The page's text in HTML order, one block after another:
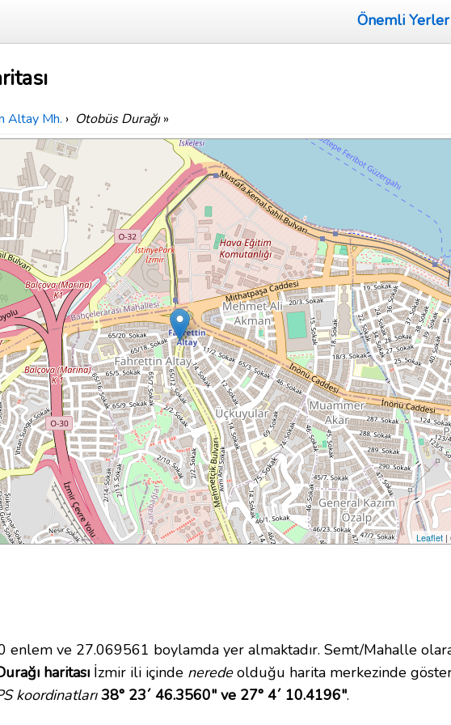
Önemli Yerler
Altay Mh. › Otobüs Durağı»
Leaflet
ve 27.069561 boylamda yer almaktadır. Semt/Mahalle
haritası İzmir ili içinde neredeolduğu harita merkezinde
koordinatları 38° 23´ 46.3560" ve 27° 4´ 10.4196".